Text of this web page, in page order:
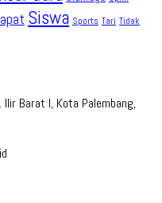
Siswa Sports Tari Tidak
Barat I, Kota Palembang,